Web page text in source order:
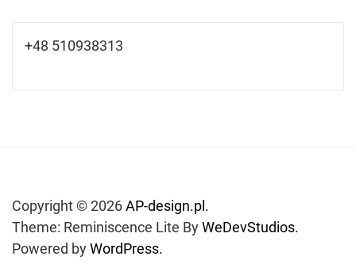
+48 510938313
Copyright © 2026AP-design.pl.
Theme: Reminiscence Lite ByWeDevStudios.
Powered byWordPress.